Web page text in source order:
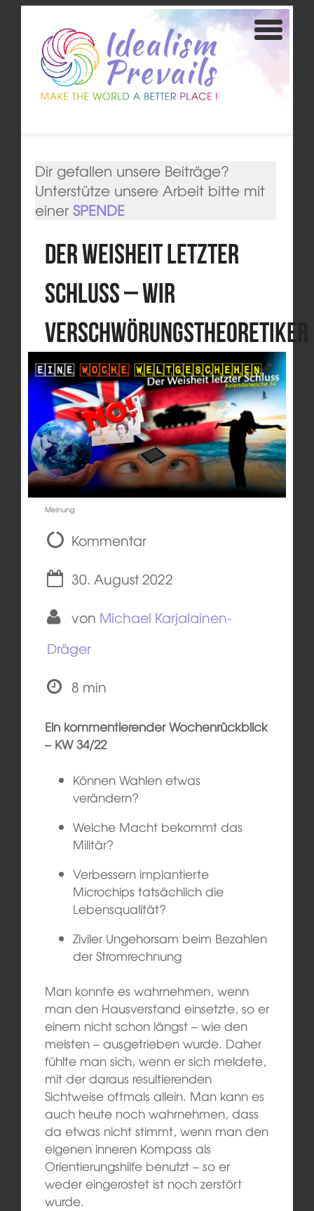
Dir gefallen unsere Beiträge?
Unterstütze unsere Arbeit bitte mit
einer SPENDE
Der Weisheit letzter
Schluss – Wir
Verschwörungstheoretiker
Meinung
Kommentar
30. August 2022
von Michael Karjalainen-
Dräger
8 min
Ein kommentierender Wochenrückblick
– KW 34/22
Können Wahlen etwas
verändern?
Welche Macht bekommt das
Militär?
Verbessern implantierte
Microchips tatsächlich die
Lebensqualität?
Ziviler Ungehorsam beim Bezahlen
der Stromrechnung
Man konnte es wahrnehmen, wenn
man den Hausverstand einsetzte, so er
einem nicht schon längst – wie den
meisten – ausgetrieben wurde. Daher
fühlte man sich, wenn er sich meldete,
mit der daraus resultierenden
Sichtweise oftmals allein. Man kann es
auch heute noch wahrnehmen, dass
da etwas nicht stimmt, wenn man den
eigenen inneren Kompass als
Orientierungshilfe benutzt – so er
weder eingerostet ist noch zerstört
wurde.